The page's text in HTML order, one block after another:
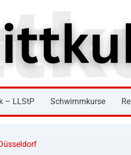
– LLStP Schwimmkurse